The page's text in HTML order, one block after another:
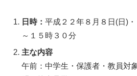
日時： 平成２２年８月８日(日)
～１５時３０分
主な内容
午前：中学生・保護者・教員対